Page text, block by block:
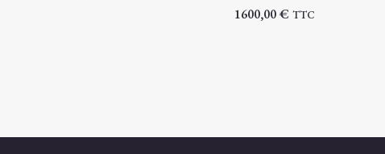
1600,00€ TTC